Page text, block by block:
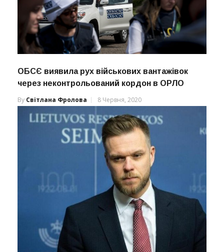
ОБСЄ виявила рух військових вантажівок
через неконтрольований кордон в ОРЛО
By Світлана Фролова 8 Червня, 2020